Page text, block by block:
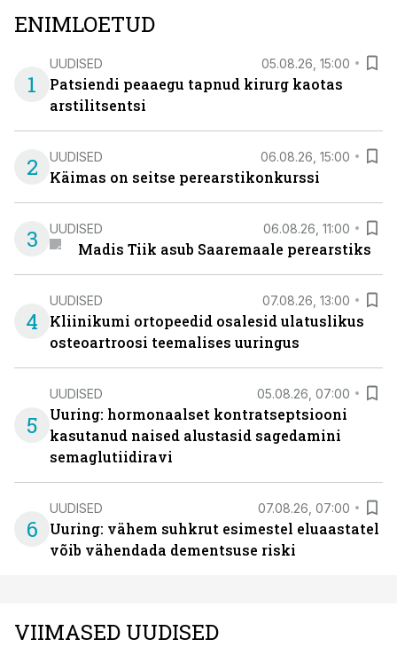
ENIMLOETUD
1
UUDISED 05.08.26, 15:00
Patsiendi peaaegu tapnud kirurg kaotas
arstilitsentsi
2 UUDISED 06.08.26, 15:00
Käimas on seitse perearstikonkurssi
3 UUDISED 06.08.26, 11:00
Madis Tiik asub Saaremaale perearstiks
4
UUDISED 07.08.26, 13:00
Kliinikumi ortopeedid osalesid ulatuslikus
osteoartroosi teemalises uuringus
5
UUDISED 05.08.26, 07:00
Uuring: hormonaalset kontratseptsiooni
kasutanud naised alustasid sagedamini
semaglutiidiravi
6
UUDISED 07.08.26, 07:00
Uuring: vähem suhkrut esimestel eluaastatel
võib vähendada dementsuse riski
VIIMASED UUDISED